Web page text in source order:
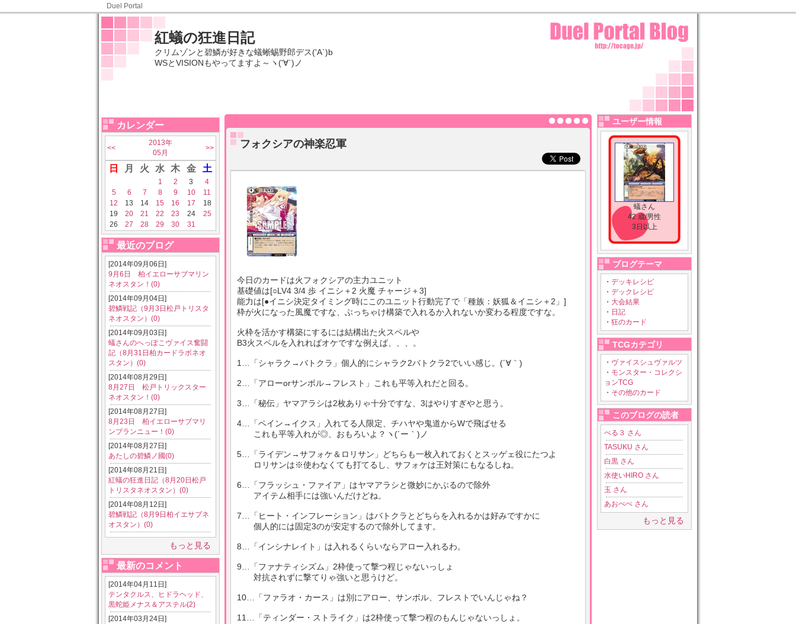
Duel Portal
紅蟻の狂進日記
クリムゾンと碧鱗が好きな蟻蜥蜴野郎デス('A`)b
WSとVISIONもやってますよ～ヽ('∀`)ノ
カレンダー
<<
2013年
05月
>>
日 月 火 水 木 金 土
1 2 3
4
5
6 7 8 9 10
11
12
13 14 15 16 17
18
19
20 21 22 23 24
25
26
27 28 29 30 31
最近のブログ
[2014年09月06日]
9月6日 柏イエローサブマリン
ネオスタン！(0)
[2014年09月04日]
碧鱗戦記（9月3日松戸トリスタ
ネオスタン）(0)
[2014年09月03日]
蟻さんのへっぽこヴァイス奮闘
記（8月31日柏カードラボネオ
スタン）(0)
[2014年08月29日]
8月27日 松戸トリックスター
ネオスタン！(0)
[2014年08月27日]
8月23日 柏イエローサブマリ
ンブランニュー！(0)
[2014年08月27日]
あたしの碧鱗ノ國(0)
[2014年08月21日]
紅蟻の狂進日記（8月20日松戸
トリスタネオスタン）(0)
[2014年08月12日]
碧鱗戦記（8月9日柏イエサブネ
オスタン）(0)
もっと見る
最新のコメント
[2014年04月11日]
テンタクルス、ヒドラヘッド、
黒蛇姫メナス＆アステル(2)
[2014年03月24日]
ユーザー情報
蟻さん
42 歳/男性
3日以上
ブログテーマ
・ デッキレシピ
・ デックレシピ
・ 大会結果
・ 日記
・ 狂のカード
TCGカテゴリ
・ ヴァイスシュヴァルツ
・ モンスター・コレクシ
ョンTCG
・ その他のカード
このブログの読者
ぺる３ さん
TASUKU さん
白黒 さん
水使いHIRO さん
玉 さん
あおぺぺ さん
もっと見る
フォクシアの神楽忍軍
今日のカードは火フォクシアの主力ユニット
基礎値は[○LV4 3/4 歩 イニシ＋2 火魔 チャージ＋3]
能力は[●イニシ決定タイミング時にこのユニット行動完了で「種族：妖狐＆イニシ＋2」]
枠が火になった風魔ですな、ぶっちゃけ構築で入れるか入れないか変わる程度ですな。
火枠を活かす構築にするには結構出た火スペルや
B3火スペルを入れればオケですな例えば、、、。
1…「シャラク→バトクラ」個人的にシャラク2バトクラ2でいい感じ。(´∀｀)
2…「アローorサンボル→フレスト」これも平等入れだと回る。
3…「秘伝」ヤマアラシは2枚ありゃ十分ですな、3はやりすぎやと思う。
4…「ペイン→イクス」入れてる人限定、チハヤや鬼道からWで飛ばせる
これも平等入れが◎、おもろいよ？ヽ(´ー｀)ノ
5…「ライデン→サフォケ＆ロリサン」どちらも一枚入れておくとスッゲェ役にたつよ
ロリサンは※使わなくても打てるし、サフォケは王対策にもなるしね。
6…「フラッシュ・ファイア」はヤマアラシと微妙にかぶるので除外
アイテム相手には強いんだけどね。
7…「ヒート・インフレーション」はバトクラとどちらを入れるかは好みですかに
個人的には固定3のが安定するので除外してます。
8…「インシナレイト」は入れるくらいならアロー入れるわ。
9…「ファナティシズム」2枠使って撃つ程じゃないっしょ
対抗されずに撃てりゃ強いと思うけど。
10…「ファラオ・カース」は別にアロー、サンボル、フレストでいんじゃね？
11…「ティンダー・ストライク」は2枠使って撃つ程のもんじゃないっしょ。